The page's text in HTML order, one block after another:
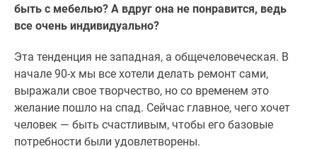
быть с мебелью? А вдруг она не понравится, ведь
все очень индивидуально?
Эта тенденция не западная, а общечеловеческая. В
начале 90-х мы все хотели делать ремонт сами,
выражали свое творчество, но со временем это
желание пошло на спад. Сейчас главное, чего хочет
человек — быть счастливым, чтобы его базовые
потребности были удовлетворены.